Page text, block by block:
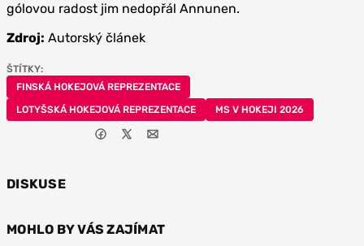
gólovou radost jim nedopřál Annunen.
Zdroj: Autorský článek
ŠTÍTKY:
FINSKÁ HOKEJOVÁ REPREZENTACE
LOTYŠSKÁ HOKEJOVÁ REPREZENTACE
MS V HOKEJI 2026
DISKUSE
MOHLO BY VÁS ZAJÍMAT